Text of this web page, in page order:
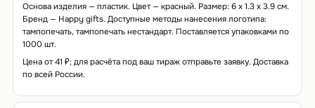
Основа изделия — пластик. Цвет — красный. Размер: 6 x 1.3 x 3.9 см.
Бренд — Happy gifts. Доступные методы нанесения логотипа:
тампопечать, тампопечать нестандарт. Поставляется упаковками по
1000 шт.
Цена от 41 ₽; для расчёта под ваш тираж отправьте заявку. Доставка
по всей России.